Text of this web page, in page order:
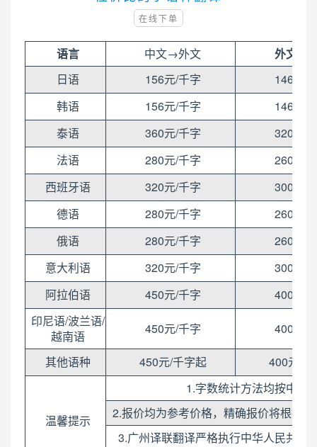
在线下单
语言 中文→外文
外文→
日语
156元/千字
146元/
韩语
156元/千字
146元/
泰语
360元/千字
320元/
法语
280元/千字
260元/
西班牙语
320元/千字
300元/
德语
280元/千字
260元/
俄语
280元/千字
260元/
意大利语
320元/千字
300元/
阿拉伯语
450元/千字
400元/
印尼语/波兰语/
越南语
450元/千字 400元/
其他语种 450元/千字起 400元/千
温馨提示
1.字数统计方法均按中文
2.报价均为参考价格，精确报价将根据
3.广州译联翻译严格执行中华人民共和